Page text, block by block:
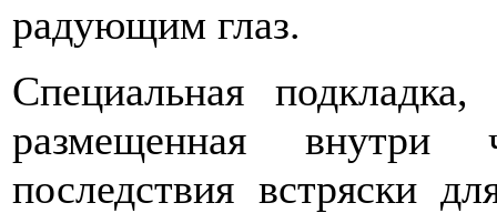
радующим глаз.
Специальная
размещенная внутри
последствия встряски